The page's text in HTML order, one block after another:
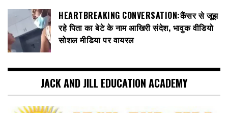
HEARTBREAKING CONVERSATION:कैंसर से जूझ
रहे पिता का बेटे के नाम आखिरी संदेश, भावुक वीडियो
सोशल मीडिया पर वायरल
JACK AND JILL EDUCATION ACADEMY